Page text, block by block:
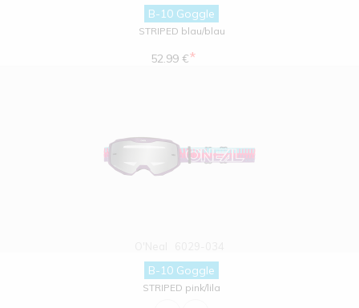
B-10 Goggle
STRIPED blau/blau
52.99 €*
B-10 Goggle
STRIPED pink/lila